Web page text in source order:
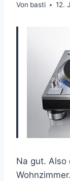
Von basti 12.
Na gut. Also